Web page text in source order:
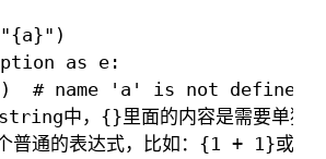
as e:
# name 'a' is not defined
中，{}里面的内容是需要单独
普通的表达式，比如：{1 + 1}或